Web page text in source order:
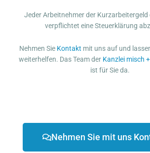
Jeder Arbeitnehmer der
verpflichtet eine Steuerklärung
Nehmen Sie Kontakt mit uns auf und
weiterhelfen. Das Team der Kanzlei misch
ist für Sie da.
Nehmen Sie mit uns